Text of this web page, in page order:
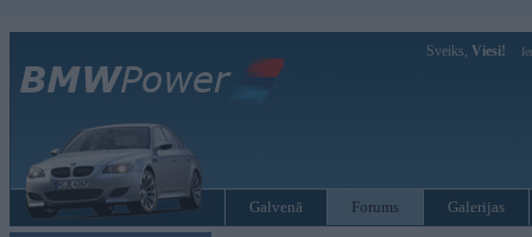
Sveiks, Viesi!
Galvenā Forums Galerijas